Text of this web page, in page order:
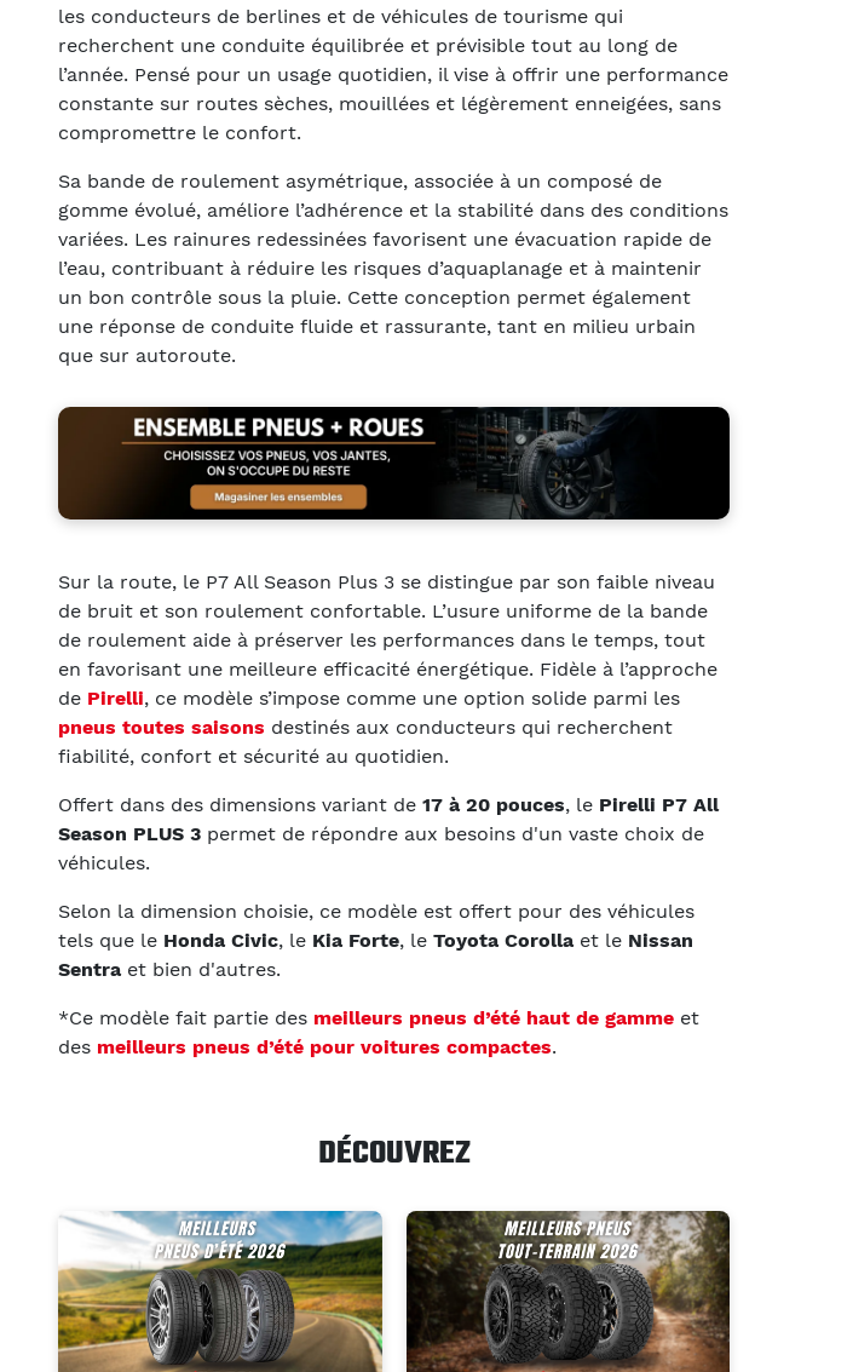
les conducteurs de berlines et de véhicules de tourisme qui
recherchent une conduite équilibrée et prévisible tout au long de
l’année. Pensé pour un usage quotidien, il vise à offrir une performance
constante sur routes sèches, mouillées et légèrement enneigées, sans
compromettre le confort.
Sa bande de roulement asymétrique, associée à un composé de
gomme évolué, améliore l’adhérence et la stabilité dans des conditions
variées. Les rainures redessinées favorisent une évacuation rapide de
l’eau, contribuant à réduire les risques d’aquaplanage et à maintenir
un bon contrôle sous la pluie. Cette conception permet également
une réponse de conduite fluide et rassurante, tant en milieu urbain
que sur autoroute.
Sur la route, le P7 All Season Plus 3 se distingue par son faible niveau
de bruit et son roulement confortable. L’usure uniforme de la bande
de roulement aide à préserver les performances dans le temps, tout
en favorisant une meilleure efficacité énergétique. Fidèle à l’approche
de Pirelli, ce modèle s’impose comme une option solide parmi les
pneus toutes saisons destinés aux conducteurs qui recherchent
fiabilité, confort et sécurité au quotidien.
Offert dans des dimensions variant de 17 à 20 pouces, le Pirelli P7 All
Season PLUS 3 permet de répondre aux besoins d'un vaste choix de
véhicules.
Selon la dimension choisie, ce modèle est offert pour des véhicules
tels que le Honda Civic, le Kia Forte, le Toyota Corollaet le Nissan
Sentraet bien d'autres.
*Ce modèle fait partie des meilleurs pneus d’été haut de gamme et
des meilleurs pneus d’été pour voitures compactes.
DÉCOUVREZ